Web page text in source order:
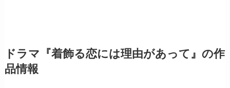
ドラマ『着飾る恋には理由があって』の作
品情報